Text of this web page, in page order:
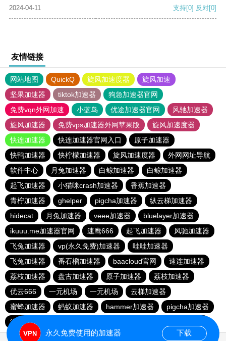
2024-04-11 支持[0] 反对[0]
友情链接
网站地图 QuickQ 旋风加速度器
旋风加速
坚果加速器
tiktok加速器
狗急加速器官网
免费vqn外网加速
小蓝鸟 优途加速器官网
风驰加速器
旋风加速器
免费vps加速器外网苹果版
旋风加速度器
快连加速器
快连加速器官网入口
原子加速器
快鸭加速器
快柠檬加速器 旋风加速度器
外网网址导航
软件中心
月兔加速器 白鲸加速器
白鲸加速器
起飞加速器
小猫咪crash加速器
香蕉加速器
青柠加速器
ghelper pigcha加速器
纵云梯加速器
hidecat
月兔加速器 veee加速器
bluelayer加速器
ikuuu.me加速器官网
速鹰666 起飞加速器
风驰加速器
飞兔加速器
vp(永久免费)加速器
哇哇加速器
飞兔加速器
番石榴加速器 baacloud官网
速连加速器
荔枝加速器
盘古加速器 原子加速器
荔枝加速器
优云666
一元机场 一元机场
云梯加速器
蜜蜂加速器
蚂蚁加速器 hammer加速器
pigcha加速器
泡泡狗加速器
永久免费使用的加速器 下载